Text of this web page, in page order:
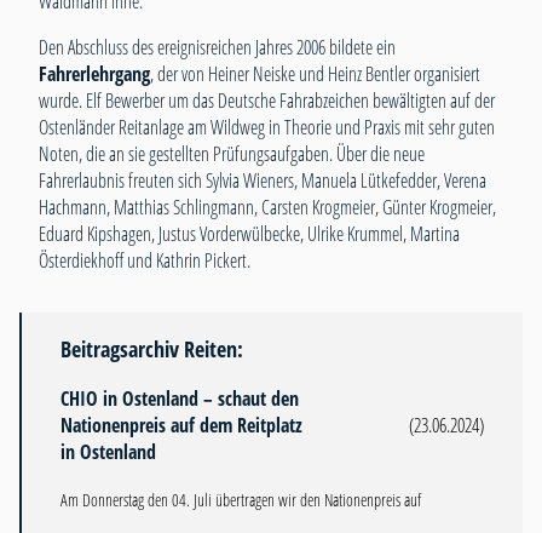
Den Abschluss des ereignisreichen Jahres 2006 bildete ein
Fahrerlehrgang, der von Heiner Neiske und Heinz Bentler organisiert
wurde. Elf Bewerber um das Deutsche Fahrabzeichen bewältigten auf der
Ostenländer Reitanlage am Wildweg in Theorie und Praxis mit sehr guten
Noten, die an sie gestellten Prüfungsaufgaben. Über die neue
Fahrerlaubnis freuten sich Sylvia Wieners, Manuela Lütkefedder, Verena
Hachmann, Matthias Schlingmann, Carsten Krogmeier, Günter Krogmeier,
Eduard Kipshagen, Justus Vorderwülbecke, Ulrike Krummel, Martina
Österdiekhoff und Kathrin Pickert.
Beitragsarchiv Reiten:
CHIO in Ostenland – schaut den
Nationenpreis auf dem Reitplatz
in Ostenland
(23.06.2024)
Am Donnerstag den 04. Juli übertragen wir den Nationenpreis auf